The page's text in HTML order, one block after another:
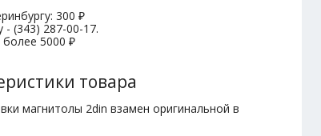
300 ₽
(343) 287-00-17.
более 5000 ₽
товара
магнитолы 2din взамен оригинальной в